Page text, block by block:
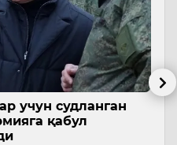
учун судланган
қабул